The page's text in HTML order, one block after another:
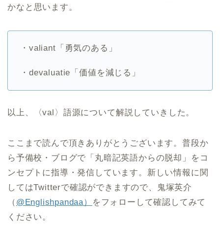
かなと思います。
・valiant「勇気のある」
・devaluatie「価値を減じる」
以上、〈val〉語源について解説していきした。
ここまで読んで頂きありがとうございます。普段か
ら予備校・ブログで「丸暗記英語からの脱却」をコ
ンセプトに指導・発信しています。新しい情報に関
してはTwitterで確認ができますので、鬼塚英介
（ @Englishpandaa）
をフォローして確認してみて
ください。